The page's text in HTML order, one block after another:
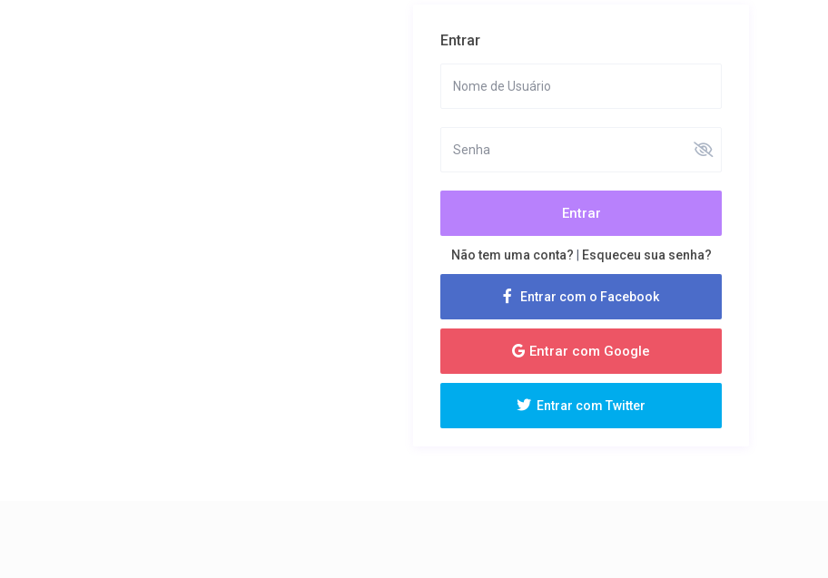
Entrar
Entrar
Não tem uma conta? Esqueceu sua senha?
Entrar com o Facebook
Entrar com Google
Entrar com Twitter